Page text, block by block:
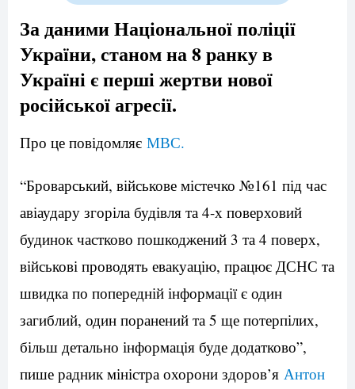
За даними Національної поліції
України, станом на 8 ранку в
Україні є перші жертви нової
російської агресії.
Про це повідомляє МВС.
“Броварський, військове містечко №161 під час
авіаудару згоріла будівля та 4-х поверховий
будинок частково пошкоджений 3 та 4 поверх,
військові проводять евакуацію, працює ДСНС та
швидка по попередній інформації є один
загиблий, один поранений та 5 ще потерпілих,
більш детально інформація буде додатково”,
пише радник міністра охорони здоров’я Антон